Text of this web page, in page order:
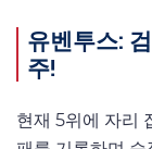
유벤투스:
주!
현재 5위에 자리